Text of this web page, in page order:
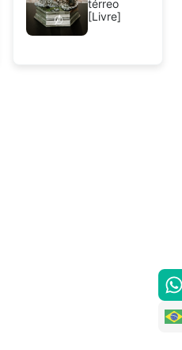
térreo
[Livre]